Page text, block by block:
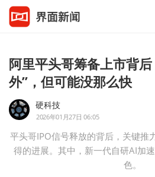
阿里平头哥筹备上市背
外”，但可能没那么快
硬科技
2026年01月27日 06:05
平头哥IPO信号释放的背后，关键推
得的进展。其中，新一代自研AI加
色。